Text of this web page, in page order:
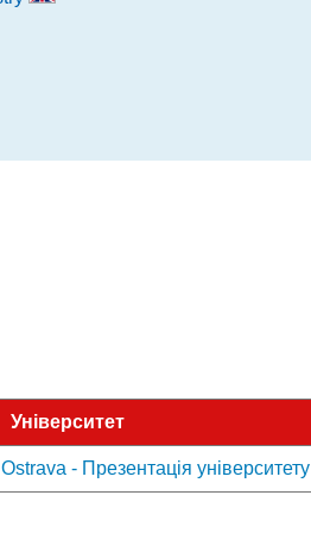
Університет
- Презентація університету